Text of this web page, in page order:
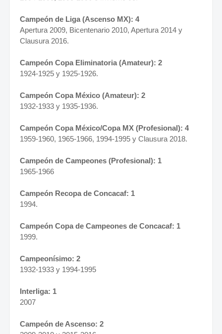
Campeón de Liga (Ascenso MX): 4
Apertura 2009, Bicentenario 2010, Apertura 2014 y
Clausura 2016.
Campeón Copa Eliminatoria (Amateur): 2
1924-1925 y 1925-1926.
Campeón Copa México (Amateur): 2
1932-1933 y 1935-1936.
Campeón Copa México/Copa MX (Profesional): 4
1959-1960, 1965-1966, 1994-1995 y Clausura 2018.
Campeón de Campeones (Profesional): 1
1965-1966
Campeón Recopa de Concacaf: 1
1994.
Campeón Copa de Campeones de Concacaf: 1
1999.
Campeonísimo: 2
1932-1933 y 1994-1995
Interliga: 1
2007
Campeón de Ascenso: 2